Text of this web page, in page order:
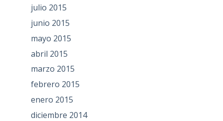
julio 2015
junio 2015
mayo 2015
abril 2015
marzo 2015
febrero 2015
enero 2015
diciembre 2014